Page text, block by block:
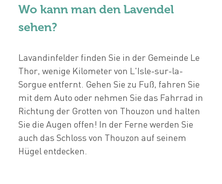
Wo kann man den Lavendel
sehen?
Lavandinfelder finden Sie in der Gemeinde Le
Thor, wenige Kilometer von L'Isle-sur-la-
Sorgue entfernt. Gehen Sie zu Fuß, fahren Sie
mit dem Auto oder nehmen Sie das Fahrrad in
Richtung der Grotten von Thouzon und halten
Sie die Augen offen! In der Ferne werden Sie
auch das Schloss von Thouzon auf seinem
Hügel entdecken.